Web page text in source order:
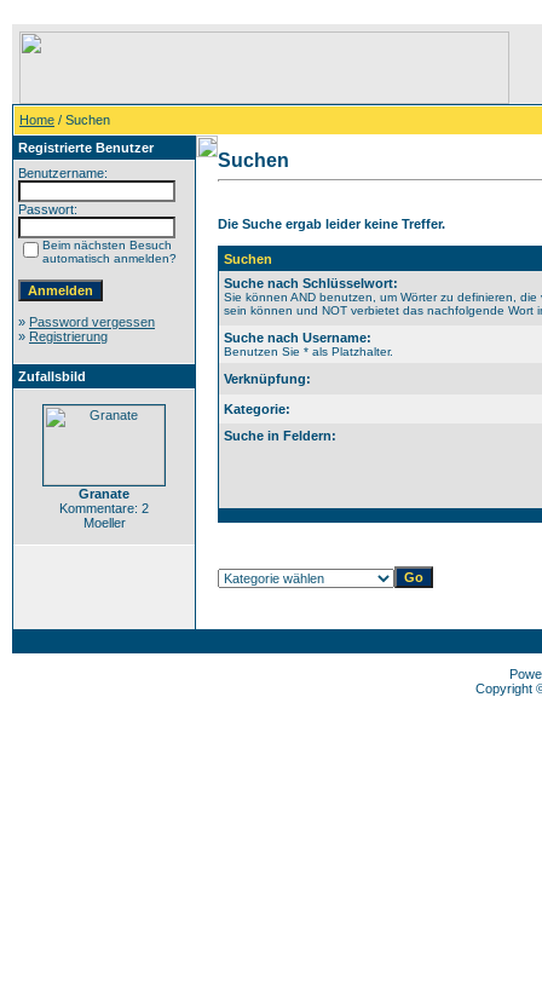
Home / Suchen
Registrierte Benutzer
Benutzername:
Passwort:
Beim nächsten Besuch
automatisch anmelden?
» Password vergessen
» Registrierung
Zufallsbild
Granate
Kommentare: 2
Moeller
Suchen
Die Suche ergab leider keine Treffer.
Suchen
Suche nach Schlüsselwort:
Sie können AND benutzen, um Wörter zu definieren,
sein können und NOT verbietet das nachfolgende Wort
Suche nach Username:
Benutzen Sie * als Platzhalter.
Verknüpfung:
Kategorie:
Suche in Feldern:
Copyright